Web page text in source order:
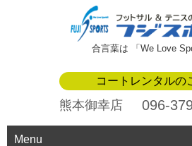
合言葉は 「We Love
コートレンタルの
熊本御幸店 096-
Menu